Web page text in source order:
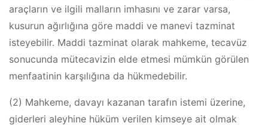
araçların ve ilgili malların imhasını ve zarar varsa,
kusurun ağırlığına göre maddi ve manevi tazminat
isteyebilir. Maddi tazminat olarak mahkeme, tecavüz
sonucunda mütecavizin elde etmesi mümkün görülen
menfaatinin karşılığına da hükmedebilir.
(2) Mahkeme, davayı kazanan tarafın istemi üzerine,
giderleri aleyhine hüküm verilen kimseye ait olmak